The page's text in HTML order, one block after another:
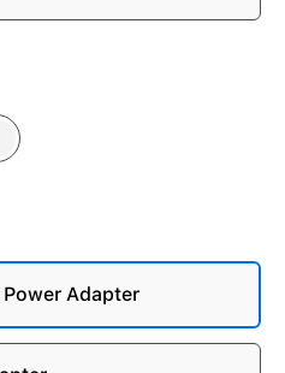
Adapter